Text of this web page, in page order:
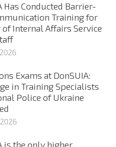
Has Conducted Barrier-
Training for
Internal Affairs Service
Exams at DonSUIA:
in Training Specialists
Police of Ukraine
is the only higher